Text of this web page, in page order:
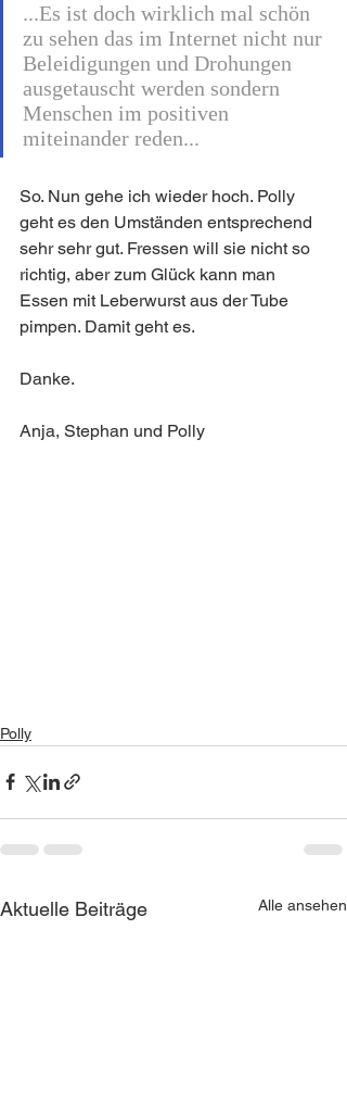
...Es ist doch wirklich mal schön
zu sehen das im Internet nicht nur
Beleidigungen und Drohungen
ausgetauscht werden sondern
Menschen im positiven
miteinander reden...
So. Nun gehe ich wieder hoch. Polly
geht es den Umständen entsprechend
sehr sehr gut. Fressen will sie nicht so
richtig, aber zum Glück kann man
Essen mit Leberwurst aus der Tube
pimpen. Damit geht es.
Danke.
Anja, Stephan und Polly
Polly
Aktuelle Beiträge Alle ansehen